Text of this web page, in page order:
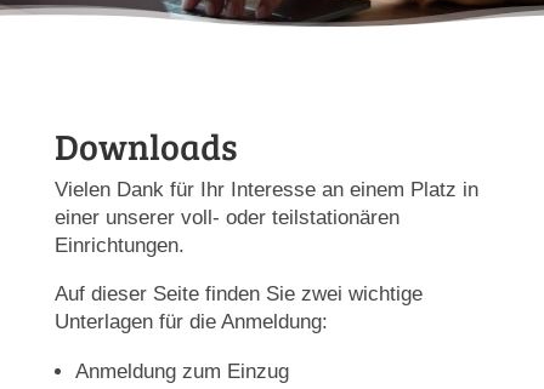
Downloads
Vielen Dank für Ihr Interesse an einem Platz in
einer unserer voll- oder teilstationären
Einrichtungen.
Auf dieser Seite finden Sie zwei wichtige
Unterlagen für die Anmeldung:
Anmeldung zum Einzug